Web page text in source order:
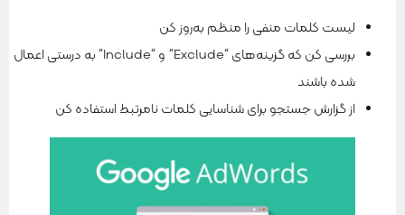
لیست کلمات منفی را منظم به‌روز کن
بررسی کن که گزینه‌های “Exclude” و “Include” به درستی اعمال
شده باشند
از گزارش جستجو برای شناسایی کلمات نامرتبط استفاده کن